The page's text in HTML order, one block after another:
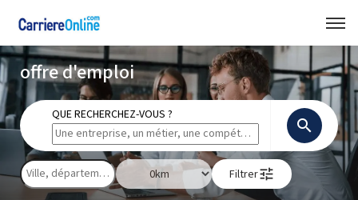
offre d'emploi
QUE RECHERCHEZ-VOUS ?
search
Filtrertune